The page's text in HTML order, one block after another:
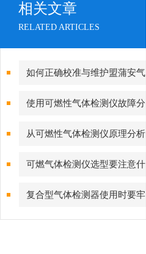
相关文章
RELATED ARTICLES
如何正确校准与维护盟蒲安气
体检测仪？
使用可燃性气体检测仪故障分
析及对策
从可燃性气体检测仪原理分析
故障的产生
可燃气体检测仪选型要注意什
么？
复合型气体检测器使用时要牢
记的一些事项